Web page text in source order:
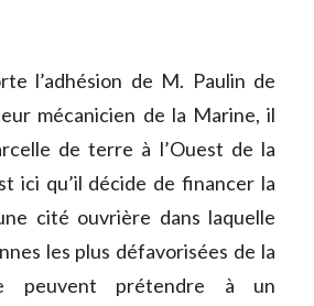
l’adhésion de M. Paulin de
mécanicien de la Marine, il
de terre à l’Ouest de la
ici qu’il décide de financer la
cité ouvrière dans laquelle
les plus défavorisées de la
peuvent prétendre à un